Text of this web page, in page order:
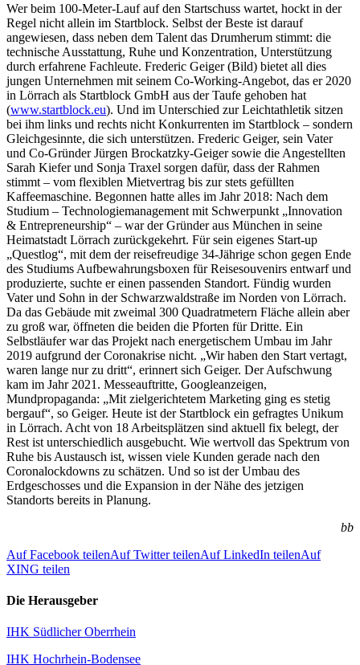
Wer beim 100-Meter-Lauf auf den Startschuss wartet, hockt in der
Regel nicht allein im Startblock. Selbst der Beste ist darauf
angewiesen, dass neben dem Talent das Drumherum stimmt: die
technische Ausstattung, Ruhe und Konzentration, Unterstützung
durch erfahrene Fachleute. Frederic Geiger (Bild) bietet all dies
jungen Unternehmen mit seinem Co-Working-Angebot, das er 2020
in Lörrach als Startblock GmbH aus der Taufe gehoben hat
(www.startblock.eu). Und im Unterschied zur Leichtathletik sitzen
bei ihm links und rechts nicht Konkurrenten im Startblock – sondern
Gleichgesinnte, die sich unterstützen. Frederic Geiger, sein Vater
und Co-Gründer Jürgen Brockatzky-Geiger sowie die Angestellten
Sarah Kiefer und Sonja Traxel sorgen dafür, dass der Rahmen
stimmt – vom flexiblen Mietvertrag bis zur stets gefüllten
Kaffeemaschine. Begonnen hatte alles im Jahr 2018: Nach dem
Studium – Technologiemanagement mit Schwerpunkt „Innovation
& Entrepreneurship“ – war der Gründer aus München in seine
Heimatstadt Lörrach zurückgekehrt. Für sein eigenes Start-up
„Questlog“, mit dem der reisefreudige 34-Jährige schon gegen Ende
des Studiums Aufbewahrungsboxen für Reisesouvenirs entwarf und
produzierte, suchte er einen passenden Standort. Fündig wurden
Vater und Sohn in der Schwarzwaldstraße im Norden von Lörrach.
Da das Gebäude mit zweimal 300 Quadratmetern Fläche allein aber
zu groß war, öffneten die beiden die Pforten für Dritte. Ein
Selbstläufer war das Projekt nach energetischem Umbau im Jahr
2019 aufgrund der Coronakrise nicht. „Wir haben den Start vertagt,
waren lange nur zu dritt“, erinnert sich Geiger. Der Aufschwung
kam im Jahr 2021. Messeauftritte, Googleanzeigen,
Mundpropaganda: „Mit zielgerichtetem Marketing ging es stetig
bergauf“, so Geiger. Heute ist der Startblock ein gefragtes Unikum
in Lörrach. Acht von 18 Arbeitsplätzen sind aktuell fix belegt, der
Rest ist unterschiedlich ausgebucht. Wie wertvoll das Spektrum von
Ruhe bis Austausch ist, wissen viele Kunden gerade nach den
Coronalockdowns zu schätzen. Und so ist der Umbau des
Erdgeschosses und die Expansion in der Nähe des jetzigen
Standorts bereits in Planung.
bb
Auf Facebook teilenAuf Twitter teilenAuf LinkedIn teilenAuf
XING teilen
Die Herausgeber
IHK Südlicher Oberrhein
IHK Hochrhein-Bodensee